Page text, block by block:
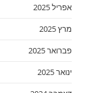
אפריל 2025
מרץ 2025
פברואר 2025
ינואר 2025